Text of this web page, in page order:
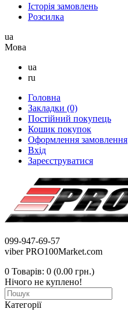
Історія замовлень
Розсилка
ua
Мова
ua
ru
Головна
Закладки (0)
Постійний покупець
Кошик покупок
Оформлення замовлення
Вхід
Зареєструватися
099-947-69-57
viber PRO100Market.com
0 Товарів: 0 (0.00 грн.)
Нічого не куплено!
Категорії